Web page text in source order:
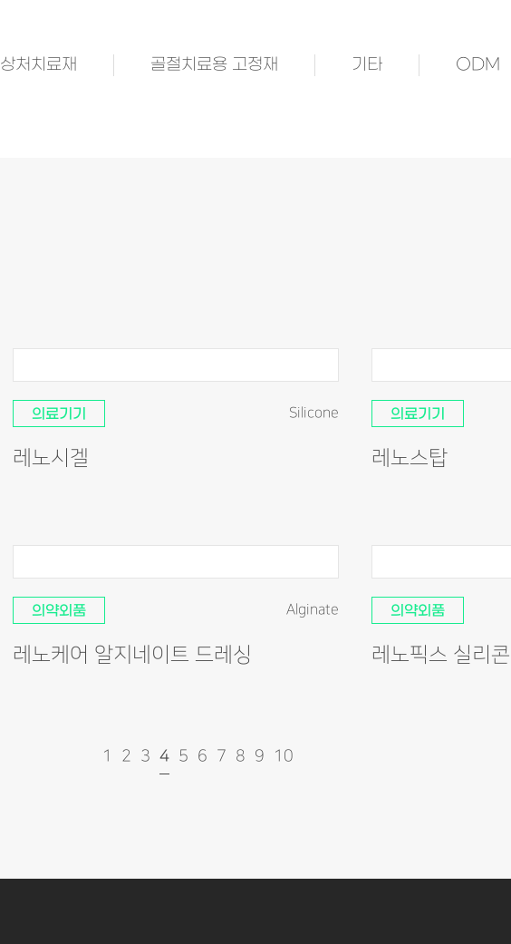
상처치료재 골절치료용 고정재 기타 ODM
의료기기 Silicone
레노시겔
의료기기
레노스탑
의약외품 Alginate
레노케어 알지네이트 드레싱
의약외품
레노픽스 실리콘
1 2 3 4 5 6 7 8 9 10